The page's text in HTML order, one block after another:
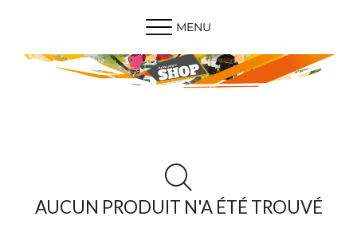
MENU
AUCUN PRODUIT N'A ÉTÉ TROUVÉ